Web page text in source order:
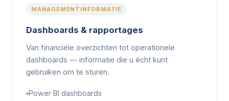
MANAGEMENTINFORMATIE
Dashboards & rapportages
Van financiële overzichten tot operationele
dashboards — informatie die u écht kunt
gebruiken om te sturen.
Power BI dashboards